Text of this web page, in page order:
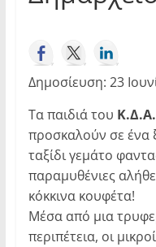
Δημοσίευση: 23
Τα παιδιά του
προσκαλούν σε ένα
ταξίδι γεμάτο
παραμυθένιες
κόκκινα κουφέτα!
Μέσα από μια
περιπέτεια, οι